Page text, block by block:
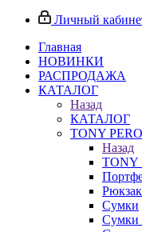
Личный
Главная
НОВИНКИ
РАСПРОДАЖА
КАТАЛОГ
Назад
КАТАЛОГ
TONY
Назад
TONY
Сумки
Сумки